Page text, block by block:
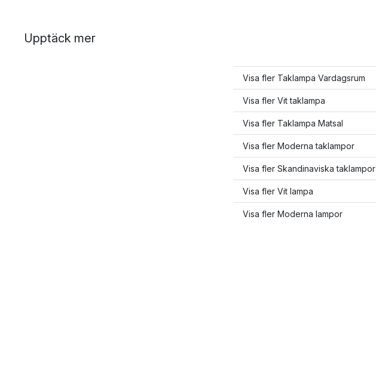
Upptäck mer
Visa fler Taklampa Vardagsrum
Visa fler Vit taklampa
Visa fler Taklampa Matsal
Visa fler Moderna taklampor
Visa fler Skandinaviska taklampor
Visa fler Vit lampa
Visa fler Moderna lampor